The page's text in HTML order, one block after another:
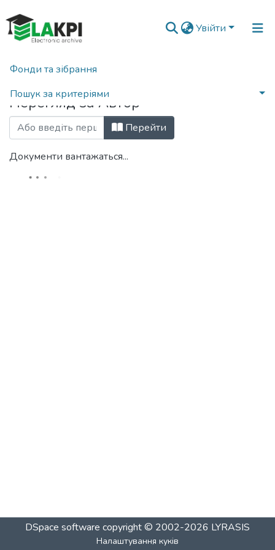
Увійти
Фонди та зібрання
Пошук за критеріями
Головна Переглянути за автором
Перегляд за Автор
Перейти
Документи вантажаться...
DSpace software copyright © 2002-2026 LYRASIS
Налаштування куків